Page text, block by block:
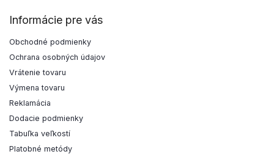
Informácie pre vás
Obchodné podmienky
Ochrana osobných údajov
Vrátenie tovaru
Výmena tovaru
Reklamácia
Dodacie podmienky
Tabuľka veľkostí
Platobné metódy